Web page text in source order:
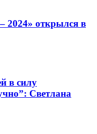
2024» открылся в
в силу
Светлана